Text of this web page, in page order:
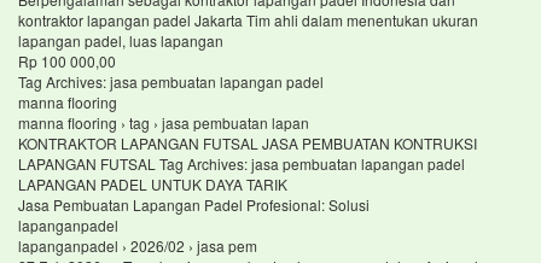
kontraktor lapangan padel Jakarta Tim ahli dalam menentukan ukuran
lapangan padel, luas lapangan
Rp 100 000,00
Tag Archives: jasa pembuatan lapangan padel
manna flooring
manna flooring › tag › jasa pembuatan lapan
KONTRAKTOR LAPANGAN FUTSAL JASA PEMBUATAN KONTRUKSI
LAPANGAN FUTSAL Tag Archives: jasa pembuatan lapangan padel
LAPANGAN PADEL UNTUK DAYA TARIK
Jasa Pembuatan Lapangan Padel Profesional: Solusi
lapanganpadel
lapanganpadel › 2026/02 › jasa pem